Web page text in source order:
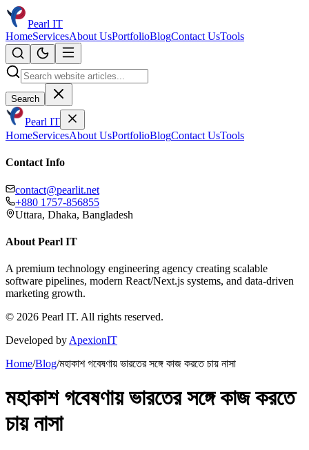
Pearl IT
HomeServicesAbout UsPortfolioBlogContact UsTools
Search
Pearl IT
HomeServicesAbout UsPortfolioBlogContact UsTools
Contact Info
contact@pearlit.net
+880 1757-856855
Uttara, Dhaka, Bangladesh
About Pearl IT
A premium technology engineering agency creating scalable
software pipelines, modern React/Next.js systems, and data-driven
marketing growth.
© 2026 Pearl IT. All rights reserved.
Developed by ApexionIT
Home/Blog/মহাকাশ গবেষণায় ভারতের সঙ্গে কাজ করতে চায় নাসা
মহাকাশ গবেষণায় ভারতের সঙ্গে কাজ করতে
চায় নাসা